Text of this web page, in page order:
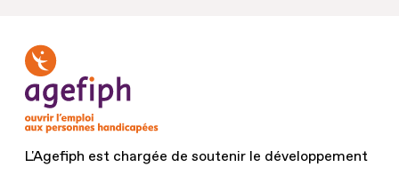
L'Agefiph est chargée de soutenir le développement